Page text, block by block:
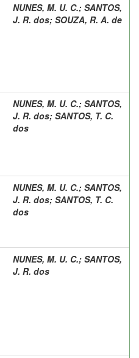
NUNES, M. U. C.; SANTOS,
J. R. dos; SOUZA, R. A. de
NUNES, M. U. C.; SANTOS,
J. R. dos; SANTOS, T. C.
dos
NUNES, M. U. C.; SANTOS,
J. R. dos; SANTOS, T. C.
dos
NUNES, M. U. C.; SANTOS,
J. R. dos